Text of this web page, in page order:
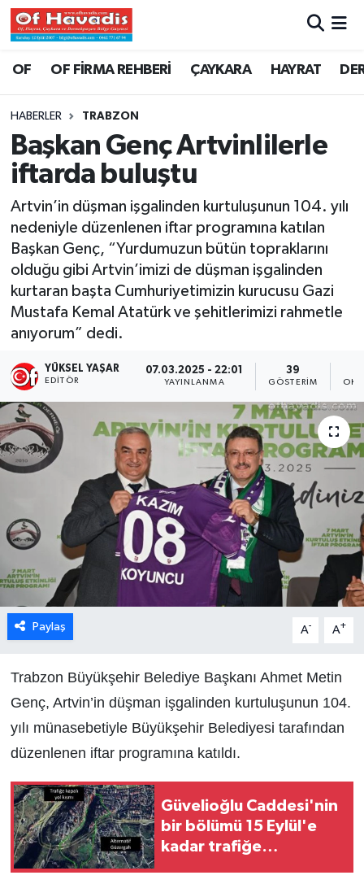
OF OF FİRMA REHBERİ ÇAYKARA HAYRAT
HABERLER TRABZON
Başkan Genç Artvinlilerle
iftarda buluştu
Artvin’in düşman işgalinden kurtuluşunun 104. yılı
nedeniyle düzenlenen iftar programına katılan
Başkan Genç, “Yurdumuzun bütün topraklarını
olduğu gibi Artvin’imizi de düşman işgalinden
kurtaran başta Cumhuriyetimizin kurucusu Gazi
Mustafa Kemal Atatürk ve şehitlerimizi rahmetle
anıyorum” dedi.
YÜKSEL YAŞAR
EDITÖR
07.03.2025 - 22:01
YAYINLANMA
39
GÖSTERIM
Paylaş A- A+
Trabzon Büyükşehir Belediye Başkanı Ahmet Metin
Genç, Artvin’in düşman işgalinden kurtuluşunun 104.
yılı münasebetiyle Büyükşehir Belediyesi tarafından
düzenlenen iftar programına katıldı.
Güvelioğlu Caddesi'nin
bir bölümü 15 Eylül'e
kadar trafiğe
Trabzon Nöbetçi Eczaneler
Trabzon Namaz Vakitleri
Trabzon Trafik Yoğunluk Haritası
Süper Lig Puan Durumu ve Fikstür
Tüm Manşetler
Son Dakika Haberleri